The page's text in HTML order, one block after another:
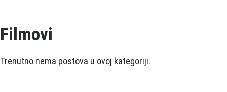
Filmovi
Trenutno nema postova u ovoj kategoriji.